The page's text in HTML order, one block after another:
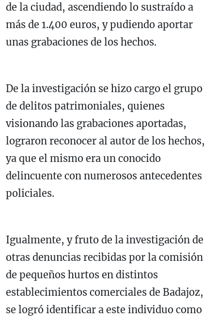
de la ciudad, ascendiendo lo sustraído a
más de 1.400 euros, y pudiendo aportar
unas grabaciones de los hechos.
De la investigación se hizo cargo el grupo
de delitos patrimoniales, quienes
visionando las grabaciones aportadas,
lograron reconocer al autor de los hechos,
ya que el mismo era un conocido
delincuente con numerosos antecedentes
policiales.
Igualmente, y fruto de la investigación de
otras denuncias recibidas por la comisión
de pequeños hurtos en distintos
establecimientos comerciales de Badajoz,
se logró identificar a este individuo como